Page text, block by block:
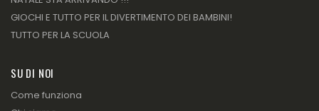
GIOCHI E TUTTO PER IL DIVERTIMENTO DEI BAMBINI!
TUTTO PER LA SCUOLA
SU DI NOI
Come funziona